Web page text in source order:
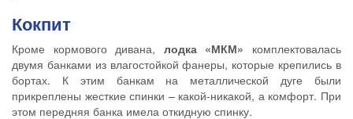
Кокпит
Кроме кормового дивана, лодка «МКМ» комплектовалась
двумя банками из влагостойкой фанеры, которые крепились в
бортах. К этим банкам на металлической дуге были
прикреплены жесткие спинки – какой-никакой, а комфорт. При
этом передняя банка имела откидную спинку.